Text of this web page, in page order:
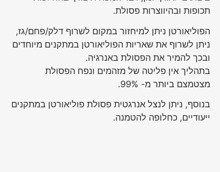
תכופות ובהיווצרות פסולת.
הפוליאורטן ניתן למיחזור במקום לשרוף דלק/פחם/גז,
ניתן לשרוף את שאריות הפוליאורטן במתקנים מיוחדים
ובכך להמיר את הפסולת באנרגיה.
בתהליך אין פליטה של מזהמים ונפח הפסולת
מצטמצם ביותר מ- 99%.
בנוסף, ניתן לנצל אנרגטית פסולת פוליאורטן במתקנים
ייעודיים, כחלופה להטמנה.